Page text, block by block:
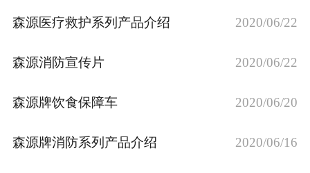
关于我们
森源医疗救护系列产品介绍 2020/06/22
森源消防宣传片 2020/06/22
森源牌饮食保障车 2020/06/20
森源牌消防系列产品介绍 2020/06/16